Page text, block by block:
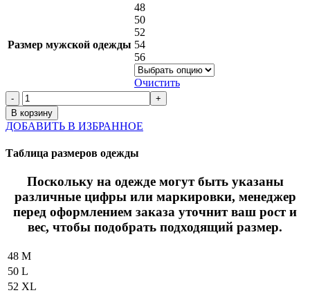
Размер мужской одежды
48
50
52
54
56
Очистить
Количество
товара
Костюм
BRUNELLO
В корзину
ДОБАВИТЬ В ИЗБРАННОЕ
Таблица размеров одежды
Поскольку на одежде могут быть указаны
различные цифры или маркировки, менеджер
перед оформлением заказа уточнит ваш рост и
вес, чтобы подобрать подходящий размер.
48 M
50 L
52 XL